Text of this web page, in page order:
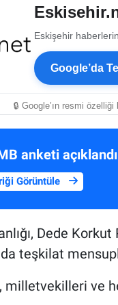
Eskişehir
Google’da
🔒 Google’ın resmi
anketi
Görüntüle
Dede
teşkilat
ve